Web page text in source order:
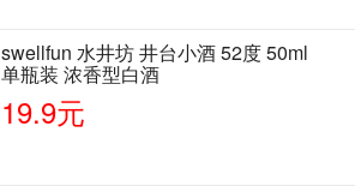
swellfun 水井坊 井台小酒 52度 50ml
单瓶装 浓香型白酒
19.9元